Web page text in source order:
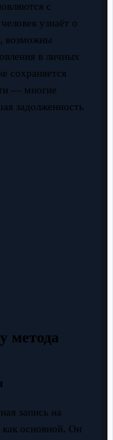
с
узнаёт о
возможны
в личных
сохраняется
— многие
задолженность
метода
запись на
как основной. Он